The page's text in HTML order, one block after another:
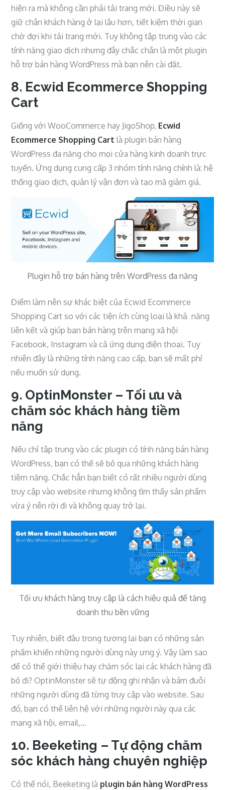
hiện ra mà không cần phải tải trang mới. Điều này sẽ
giữ chân khách hàng ở lại lâu hơn, tiết kiệm thời gian
chờ đợi khi tải trang mới. Tuy không tập trung vào các
tính năng giao dịch nhưng đây chắc chắn là một plugin
hỗ trợ bán hàng WordPress mà bạn nên cài đặt.
8. Ecwid Ecommerce Shopping
Cart
Giống với WooCommerce hay JigoShop, Ecwid
Ecommerce Shopping Cart làplugin bán hàng
WordPress đa năng cho mọi cửa hàng kinh doanh trực
tuyến. Ứng dụng cung cấp 3 nhóm tính năng chính là: hệ
thống giao dịch, quản lý vận đơn và tạo mã giảm giá.
Plugin hỗ trợ bán hàng trên WordPress đa năng
Điểm làm nên sự khác biệt của Ecwid Ecommerce
Shopping Cart so với các tiện ích cùng loại là khả năng
liên kết và giúp bạn bán hàng trên mạng xã hội
Facebook, Instagram và cả ứng dụng điện thoại. Tuy
nhiên đây là những tính năng cao cấp, bạn sẽ mất phí
nếu muốn sử dụng.
9. OptinMonster – Tối ưu và
chăm sóc khách hàng tiềm
năng
Nếu chỉ tập trung vào các plugin có tính năng bán hàng
WordPress, bạn có thể sẽ bỏ qua những khách hàng
tiềm năng. Chắc hẳn bạn biết có rất nhiều người dùng
truy cập vào website nhưng không tìm thấy sản phẩm
vừa ý nên rời đi và không quay trở lại.
Tối ưu khách hàng truy cập là cách hiệu quả để tăng
doanh thu bền vững
Tuy nhiên, biết đâu trong tương lai bạn có những sản
phẩm khiến những người dùng này ưng ý. Vậy làm sao
để có thể giới thiệu hay chăm sóc lại các khách hàng đã
bỏ đi? OptinMonster sẽ tự động ghi nhận và bám đuôi
những người dùng đã từng truy cập vào website. Sau
đó, bạn có thể liên hệ với những người này qua các
mạng xã hội, email,…
10. Beeketing – Tự động chăm
sóc khách hàng chuyên nghiệp
Có thể nói, Beeketing là plugin bán hàng WordPress